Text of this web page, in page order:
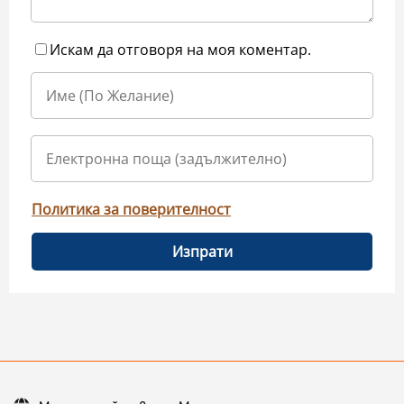
Искам да отговоря на моя коментар.
Политика за поверителност
Изпрати